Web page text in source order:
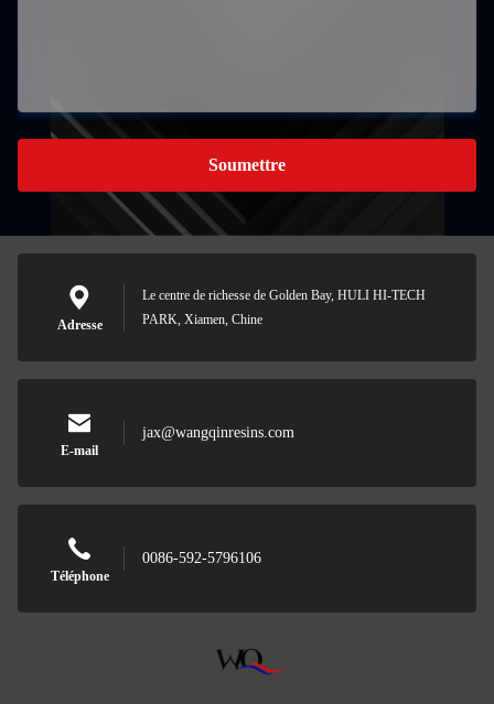
Soumettre
Adresse
Le centre de richesse de Golden Bay, HULI HI-TECH
PARK, Xiamen, Chine
E-mail
jax@wangqinresins.com
Téléphone
0086-592-5796106